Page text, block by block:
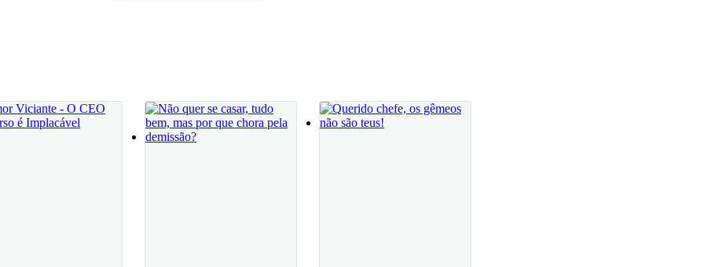
de Viviane, havia postado uma foto acompanhada de três emojis de joinha.
com uma aparência frágil. À sua direita, um homem se inclinava em sua direção, a proximidade evidenciando uma
tirar alguns dias de folga. Avisou sua
eles, escolher um para gravar um vídeo